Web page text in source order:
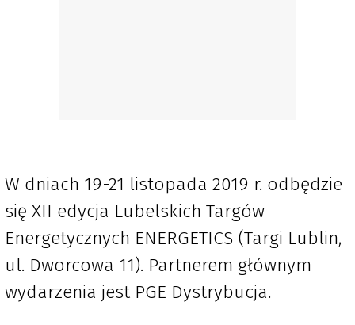
W dniach 19-21 listopada 2019 r. odbędzie
się XII edycja Lubelskich Targów
Energetycznych ENERGETICS (Targi Lublin,
ul. Dworcowa 11). Partnerem głównym
wydarzenia jest PGE Dystrybucja.